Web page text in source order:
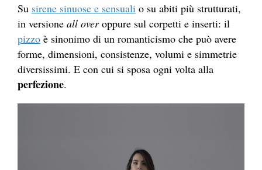
Su sirene sinuose e sensuali o su abiti più strutturati,
in versione all overoppure sul corpetti e inserti: il
pizzo è sinonimo di un romanticismo che può avere
forme, dimensioni, consistenze, volumi e simmetrie
diversissimi. E con cui si sposa ogni volta alla
perfezione.